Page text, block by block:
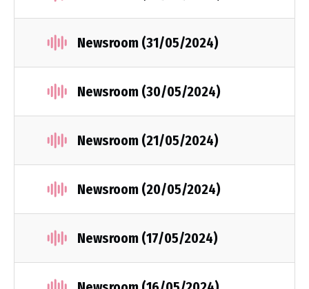
Newsroom (31/05/2024)
Newsroom (30/05/2024)
Newsroom (21/05/2024)
Newsroom (20/05/2024)
Newsroom (17/05/2024)